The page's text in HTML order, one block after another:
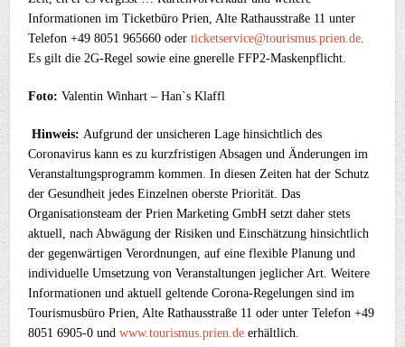
Informationen im Ticketbüro Prien, Alte Rathausstraße 11 unter
Telefon +49 8051 965660 oderticketservice@tourismus.prien.de.
Es gilt die 2G-Regel sowie eine gnerelle FFP2-Maskenpflicht.
Foto: Valentin Winhart – Han`s Klaffl
Hinweis:Aufgrund der unsicheren Lage hinsichtlich des
Coronavirus kann es zu kurzfristigen Absagen und Änderungen im
Veranstaltungsprogramm kommen. In diesen Zeiten hat der Schutz
der Gesundheit jedes Einzelnen oberste Priorität. Das
Organisationsteam der Prien Marketing GmbH setzt daher stets
aktuell, nach Abwägung der Risiken und Einschätzung hinsichtlich
der gegenwärtigen Verordnungen, auf eine flexible Planung und
individuelle Umsetzung von Veranstaltungen jeglicher Art. Weitere
Informationen und aktuell geltende Corona-Regelungen sind im
Tourismusbüro Prien, Alte Rathausstraße 11 oder unter Telefon +49
8051 6905-0 undwww.tourismus.prien.de erhältlich.